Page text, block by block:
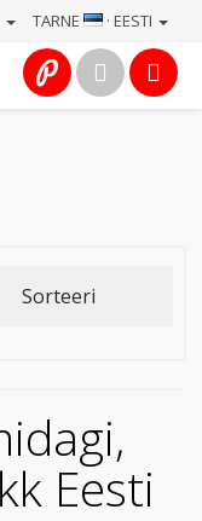
TARNE · EESTI
Sorteeri
Eesti